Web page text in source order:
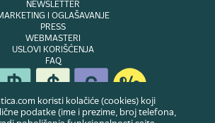
NEWSLETTER
I OGLAŠAVANJE
PRESS
WEBMASTERI
USLOVI KORIŠĆENJA
FAQ
koristi kolačiće (cookies) koji
podatke (ime i prezime, broj telefona,